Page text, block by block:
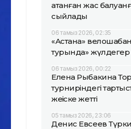
атанған жас
сыйлады
06 тамыз 2026, 02:35
«Астана»
турында»
06 тамыз 2026, 00:22
Елена Рыбакина
турниріндегі
жеңіске жетті
05 тамыз 2026, 23:06
Денис Евсеев